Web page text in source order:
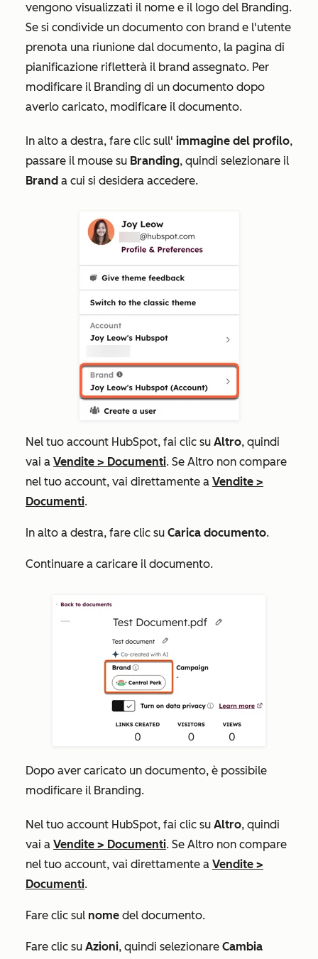
vengono visualizzati il nome e il logo del Branding.
Se si condivide un documento con brand e l'utente
prenota una riunione dal documento, la pagina di
pianificazione rifletterà il brand assegnato. Per
modificare il Branding di un documento dopo
averlo caricato, modificare il documento.
In alto a destra, fare clic sull' immagine del profilo,
passare il mouse su Branding, quindi selezionare il
Brand a cui si desidera accedere.
Nel tuo account HubSpot, fai clic su Altro, quindi
vai a Vendite > Documenti. Se Altro non compare
nel tuo account, vai direttamente a Vendite >
Documenti.
In alto a destra, fare clic su Carica documento.
Continuare a caricare il documento.
Dopo aver caricato un documento, è possibile
modificare il Branding.
Nel tuo account HubSpot, fai clic su Altro, quindi
vai a Vendite > Documenti. Se Altro non compare
nel tuo account, vai direttamente a Vendite >
Documenti.
Fare clic sul nome del documento.
Fare clic su Azioni, quindi selezionare Cambia